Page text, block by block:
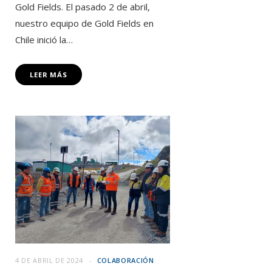
Gold Fields. El pasado 2 de abril,
nuestro equipo de Gold Fields en
Chile inició la…
LEER MÁS
4 DE ABRIL DE 2024 COLABORACIÓN